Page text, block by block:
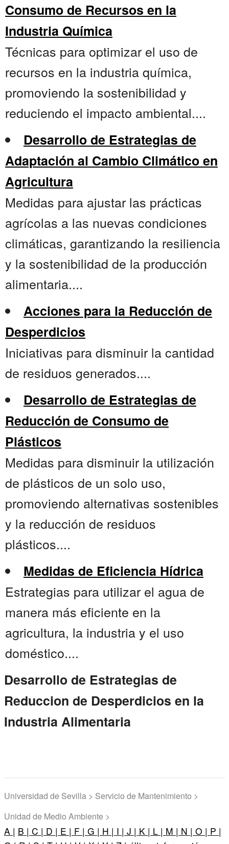
Consumo de Recursos en la
Industria Química
Técnicas para optimizar el uso de
recursos en la industria química,
promoviendo la sostenibilidad y
reduciendo el impacto ambiental....
Desarrollo de Estrategias de
Adaptación al Cambio Climático en
Agricultura
Medidas para ajustar las prácticas
agrícolas a las nuevas condiciones
climáticas, garantizando la resiliencia
y la sostenibilidad de la producción
alimentaria....
Acciones para la Reducción de
Desperdicios
Iniciativas para disminuir la cantidad
de residuos generados....
Desarrollo de Estrategias de
Reducción de Consumo de
Plásticos
Medidas para disminuir la utilización
de plásticos de un solo uso,
promoviendo alternativas sostenibles
y la reducción de residuos
plásticos....
Medidas de Eficiencia Hídrica
Estrategias para utilizar el agua de
manera más eficiente en la
agricultura, la industria y el uso
doméstico....
Desarrollo de Estrategias de
Reduccion de Desperdicios en la
Industria Alimentaria
Universidad de Sevilla > Servicio de Mantenimiento >
Unidad de Medio Ambiente >
A | B | C | D | E | F | G | H | I | J | K | L | M | N | O | P |